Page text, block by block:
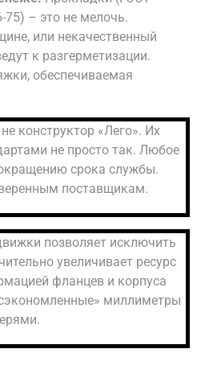
– это не мелочь.
или некачественный
к разгерметизации.
обеспечиваемая
конструктор «Лего». Их
не просто так. Любое
срока службы.
поставщикам.
позволяет исключить
увеличивает ресурс
фланцев и корпуса
миллиметры